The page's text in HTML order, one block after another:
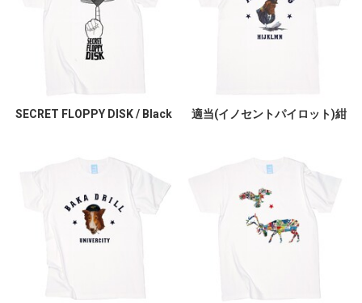
SECRET FLOPPY DISK / Black 適当(イノセントパイロット)紺